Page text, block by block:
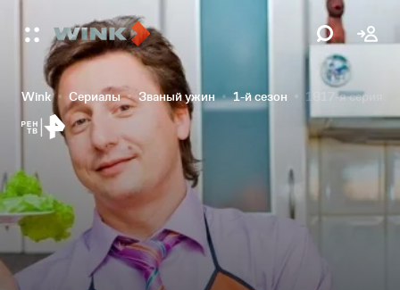
Wink Сериалы Званый ужин 1-й сезон 1817-я серия